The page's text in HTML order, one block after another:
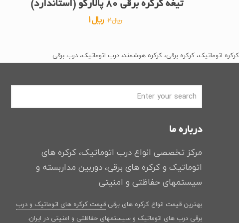
تیغه کرکره برقی ۸۰ پالارکو (استاندارد)
﷼2 قیمت
بود.
﷼1قیمت
است.
کرکره اتوماتیک، کرکره برقی، کرکره هوشمند، درب اتوماتیک، درب برقی
درباره ما
مرکز تخصصی انواع درب اتوماتیک، کرکره های
اتوماتیک و کرکره های برقی، دوربین مداربسته و
سیستمهای حفاظتی و امنیتی
بهترین قیمت انواع کرکره های برقی قیمت کرکره های اتوماتیک و درب
برقی درب های اتوماتیک و سیستمهای حفاظتی و امنیتی در ایران.